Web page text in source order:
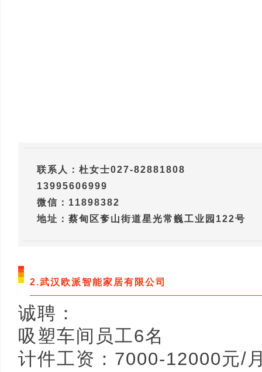
联系人：杜女士027-82881808
13995606999
微信：11898382
地址：蔡甸区奓山街道星光常巍工业园122号
2.武汉欧派智能家居有限公司
诚聘：
吸塑车间员工6名
计件工资：7000-12000元/